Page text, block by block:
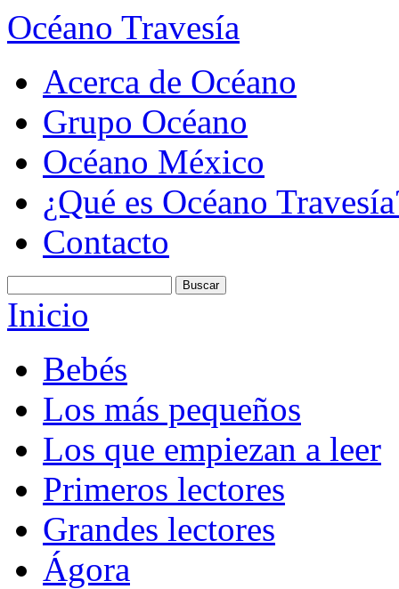
Océano Travesía
Acerca de Océano
Grupo Océano
Océano México
¿Qué es Océano
Contacto
Inicio
Bebés
Los más pequeños
Los que empiezan a leer
Primeros lectores
Grandes lectores
Ágora